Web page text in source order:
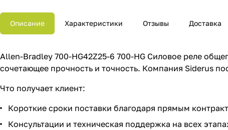
Описание Характеристики Отзывы Доставка
Allen-Bradley 700-HG42Z25-6 700-HG Силовое реле
сочетающее прочность и точность. Компания Siderus
Что получает клиент:
Короткие сроки поставки благодаря прямым
Консультации и техническая поддержка на всех